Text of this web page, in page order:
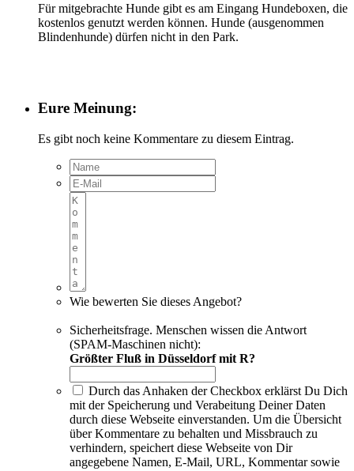
Für mitgebrachte Hunde gibt es am Eingang Hundeboxen, die
kostenlos genutzt werden können. Hunde (ausgenommen
Blindenhunde) dürfen nicht in den Park.
Eure Meinung:
Es gibt noch keine Kommentare zu diesem Eintrag.
Wie bewerten Sie dieses Angebot?
Sicherheitsfrage. Menschen wissen die Antwort
(SPAM-Maschinen nicht):
Größter Fluß in Düsseldorf mit R?
Durch das Anhaken der Checkbox erklärst Du Dich
mit der Speicherung und Verabeitung Deiner Daten
durch diese Webseite einverstanden. Um die Übersicht
über Kommentare zu behalten und Missbrauch zu
verhindern, speichert diese Webseite von Dir
angegebene Namen, E-Mail, URL, Kommentar sowie